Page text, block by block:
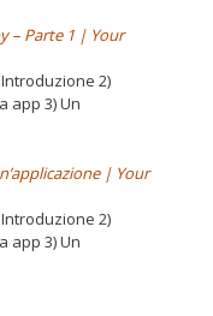
– Parte 1 | Your
Introduzione 2)
app 3) Un
| Your
Introduzione 2)
app 3) Un